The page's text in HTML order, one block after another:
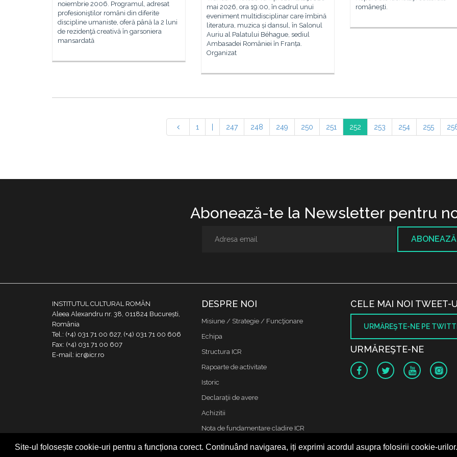
Site-ul folosește cookie-uri pentru a funcționa corect. Continuând navigarea, iți exprimi acordul asupra folosirii cookie-urilor.
româneşti.
noiembrie 2006. Programul, adresat
profesioniştilor români din diferite
discipline umaniste, oferă până la 2 luni
de rezidenţă creativă în garsoniera
mansardată
mai 2026, ora 19:00, în cadrul unui
eveniment multidisciplinar care îmbină
literatura, muzica și dansul, în Salonul
Auriu al Palatului Béhague, sediul
Ambasadei României în Franța.
Organizat
1 247 248 249 250 251 252 253 254 255
Abonează-te la Newsletter pentru
INSTITUTUL CULTURAL ROMÂN
Aleea Alexandru nr. 38, 011824 București,
România
Tel.: (+4) 031 71 00 627, (+4) 031 71 00 606
Fax: (+4) 031 71 00 607
E-mail: icr@icr.ro
DESPRE NOI
Misiune / Strategie / Funcţionare
Echipa
Structura ICR
Rapoarte de activitate
Istoric
Declaraţii de avere
Achizitii
Nota de fundamentare cladire ICR
Contact
CELE MAI NOI TWEET-
URMĂREŞTE-NE PE
URMĂREŞTE-NE